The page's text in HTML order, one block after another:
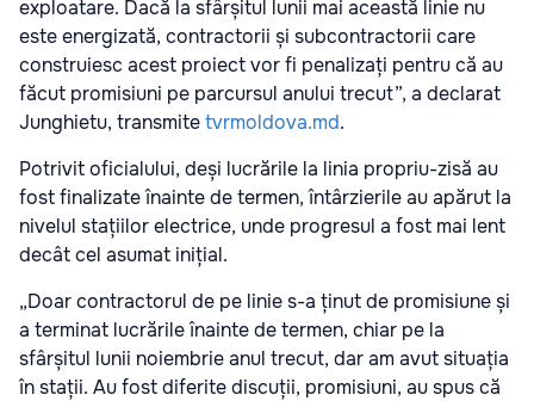
exploatare. Dacă la sfârșitul lunii mai această linie nu
este energizată, contractorii și subcontractorii care
construiesc acest proiect vor fi penalizați pentru că au
făcut promisiuni pe parcursul anului trecut”, a declarat
Junghietu, transmitetvrmoldova.md.
Potrivit oficialului, deși lucrările la linia propriu-zisă au
fost finalizate înainte de termen, întârzierile au apărut la
nivelul stațiilor electrice, unde progresul a fost mai lent
decât cel asumat inițial.
„Doar contractorul de pe linie s-a ținut de promisiune și
a terminat lucrările înainte de termen, chiar pe la
sfârșitul lunii noiembrie anul trecut, dar am avut situația
în stații. Au fost diferite discuții, promisiuni, au spus că